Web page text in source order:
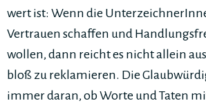
wert ist: Wenn die
Vertrauen schaffen und
wollen, dann reicht es nicht allein
bloß zu reklamieren. Die
immer daran, ob Worte und Taten